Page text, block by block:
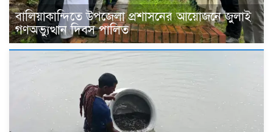
বালিয়াকান্দিতে উপজেলা প্রশাসনের আয়োজনে জুলাই
গণঅভ্যুত্থান দিবস পালিত